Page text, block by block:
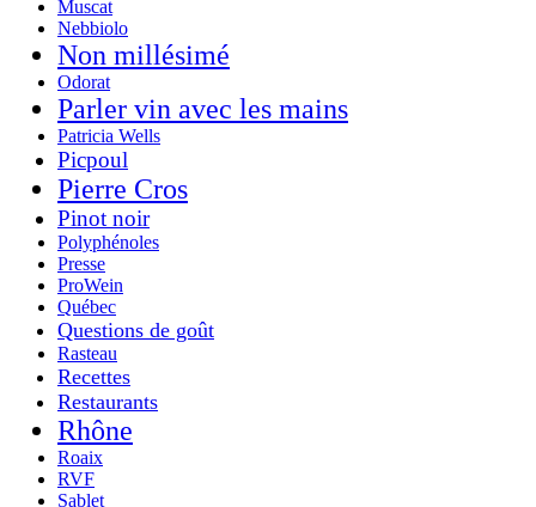
Muscat
Nebbiolo
Non millésimé
Odorat
Parler vin avec les mains
Patricia Wells
Picpoul
Pierre Cros
Pinot noir
Polyphénoles
Presse
ProWein
Québec
Questions de goût
Rasteau
Recettes
Restaurants
Rhône
Roaix
RVF
Sablet